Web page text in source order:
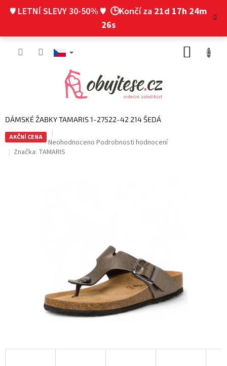
♥ LETNÍ SLEVY 30-50% ♥ 🕒Končí za 21d 17h 24m
26s
DÁMSKÉ ŽABKY TAMARIS 1-27522-42 214 ŠEDÁ
AKČNÍ CENA
Průměrné
hodnocení
Neohodnoceno Podrobnosti hodnocení
Značka: TAMARIS